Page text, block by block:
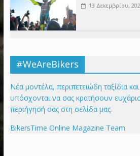
13 Δεκεμβρίου,
#WeAreBikers
Νέα μοντέλα, περιπετειώδη ταξίδια
υπόσχονται να σας κρατήσουν
περιήγησή σας στη σελίδα μας.
BikersTime Online Magazine Team